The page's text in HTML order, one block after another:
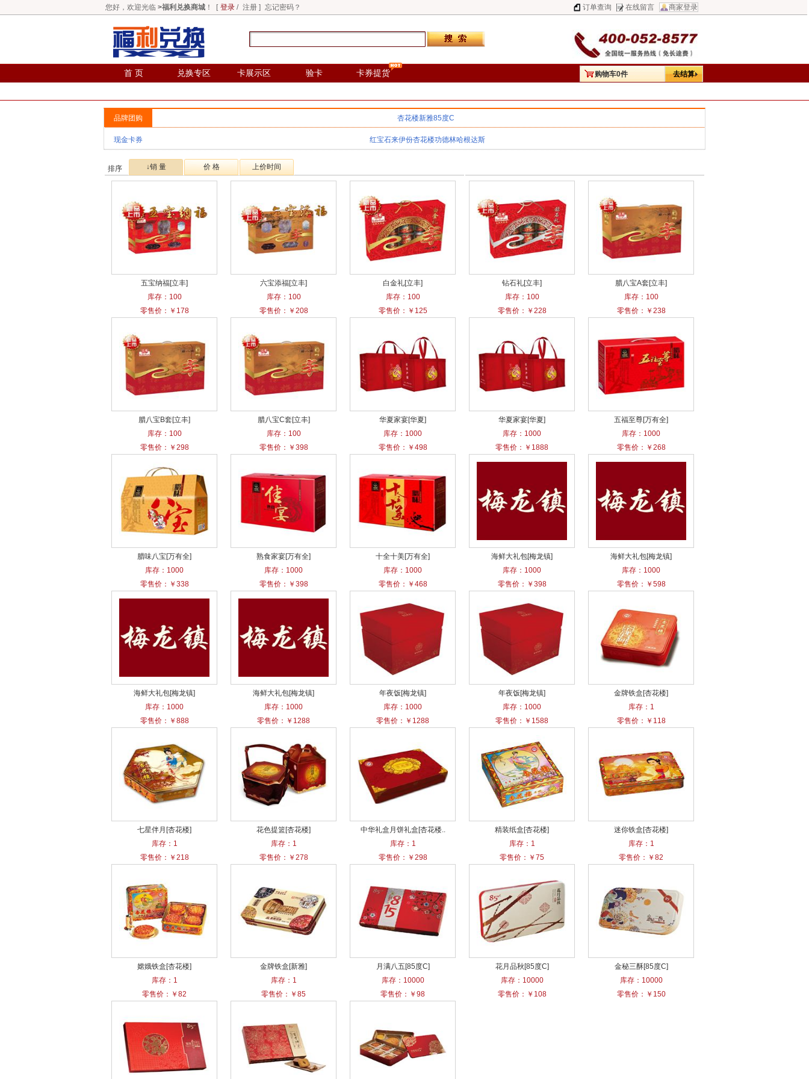
订单查询 在线留言 商家登录
您好，欢迎光临>福利兑换商城 ！ [ 登录 / 注册 ] 忘记密码？
首 页 兑换专区 卡展示区 验卡 卡券提货 购物车0件 去结算
品牌团购 杏花楼新雅85度C
现金卡券 红宝石来伊份杏花楼功德林哈根达斯
排序 ↓销 量 价 格 上价时间
五宝纳福[立丰]
库存：100
零售价：￥178
六宝添福[立丰]
库存：100
零售价：￥208
白金礼[立丰]
库存：100
零售价：￥125
钻石礼[立丰]
库存：100
零售价：￥228
腊八宝A套[立丰]
库存：100
零售价：￥238
腊八宝B套[立丰]
库存：100
零售价：￥298
腊八宝C套[立丰]
库存：100
零售价：￥398
华夏家宴[华夏]
库存：1000
零售价：￥498
华夏家宴[华夏]
库存：1000
零售价：￥1888
五福至尊[万有全]
库存：1000
零售价：￥268
腊味八宝[万有全]
库存：1000
零售价：￥338
熟食家宴[万有全]
库存：1000
零售价：￥398
十全十美[万有全]
库存：1000
零售价：￥468
海鲜大礼包[梅龙镇]
库存：1000
零售价：￥398
海鲜大礼包[梅龙镇]
库存：1000
零售价：￥598
海鲜大礼包[梅龙镇]
库存：1000
零售价：￥888
海鲜大礼包[梅龙镇]
库存：1000
零售价：￥1288
年夜饭[梅龙镇]
库存：1000
零售价：￥1288
年夜饭[梅龙镇]
库存：1000
零售价：￥1588
金牌铁盒[杏花楼]
库存：1
零售价：￥118
七星伴月[杏花楼]
库存：1
零售价：￥218
花色提篮[杏花楼]
库存：1
零售价：￥278
中华礼盒月饼礼盒[杏花楼..
库存：1
零售价：￥298
精装纸盒[杏花楼]
库存：1
零售价：￥75
迷你铁盒[杏花楼]
库存：1
零售价：￥82
嫦娥铁盒[杏花楼]
库存：1
零售价：￥82
金牌铁盒[新雅]
库存：1
零售价：￥85
月满八五[85度C]
库存：10000
零售价：￥98
花月品秋[85度C]
库存：10000
零售价：￥108
金秘三酥[85度C]
库存：10000
零售价：￥150